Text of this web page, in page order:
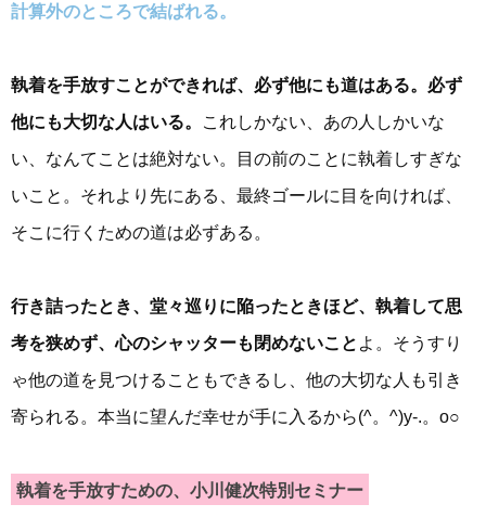
計算外のところで結ばれる。
執着を手放すことができれば、必ず他にも道はある。必ず
他にも大切な人はいる。
これしかない、あの人しかいな
い、なんてことは絶対ない。目の前のことに執着しすぎな
いこと。それより先にある、最終ゴールに目を向ければ、
そこに行くための道は必ずある。
行き詰ったとき、堂々巡りに陥ったときほど、執着して思
考を狭めず、心のシャッターも閉めないこと よ。そうすり
ゃ他の道を見つけることもできるし、他の大切な人も引き
寄られる。本当に望んだ幸せが手に入るから(^。^)y-.。o○
執着を手放すための、小川健次特別セミナー